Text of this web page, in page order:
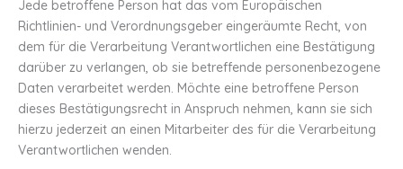
Jede betroffene Person hat das vom Europäischen
Richtlinien- und Verordnungsgeber eingeräumte Recht, von
dem für die Verarbeitung Verantwortlichen eine Bestätigung
darüber zu verlangen, ob sie betreffende personenbezogene
Daten verarbeitet werden. Möchte eine betroffene Person
dieses Bestätigungsrecht in Anspruch nehmen, kann sie sich
hierzu jederzeit an einen Mitarbeiter des für die Verarbeitung
Verantwortlichen wenden.